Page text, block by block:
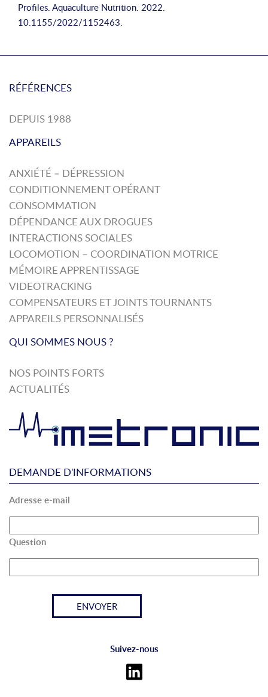
Profiles. Aquaculture Nutrition. 2022.
10.1155/2022/1152463.
RÉFÉRENCES
DEPUIS 1988
APPAREILS
ANXIÉTÉ – DÉPRESSION
CONDITIONNEMENT OPÉRANT
CONSOMMATION
DÉPENDANCE AUX DROGUES
INTERACTIONS SOCIALES
LOCOMOTION – COORDINATION MOTRICE
MÉMOIRE APPRENTISSAGE
VIDEOTRACKING
COMPENSATEURS ET JOINTS TOURNANTS
APPAREILS PERSONNALISÉS
QUI SOMMES NOUS ?
NOS POINTS FORTS
ACTUALITÉS
DEMANDE D'INFORMATIONS
Adresse e-mail
Question
Suivez-nous